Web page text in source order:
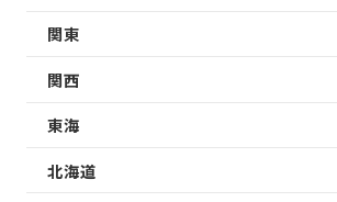
関東
関西
東海
北海道